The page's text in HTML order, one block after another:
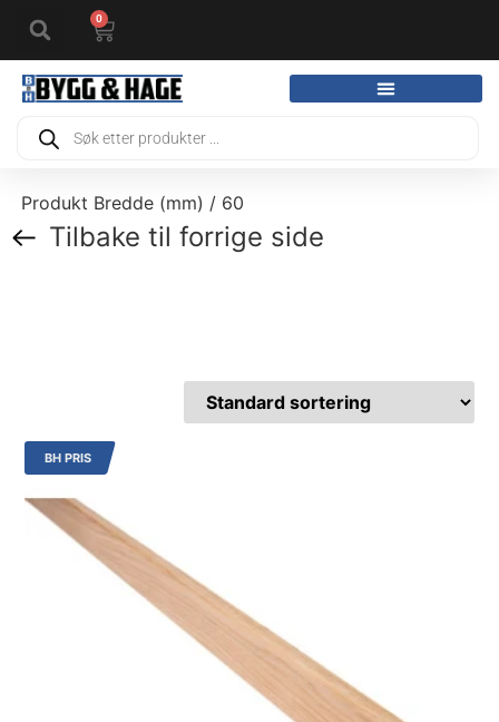
0
Produkt Bredde (mm) / 60
Tilbake til forrige side
BH PRIS